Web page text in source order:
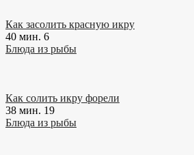
Как засолить красную икру
40 мин. 6
Блюда из рыбы
Как солить икру форели
38 мин. 19
Блюда из рыбы